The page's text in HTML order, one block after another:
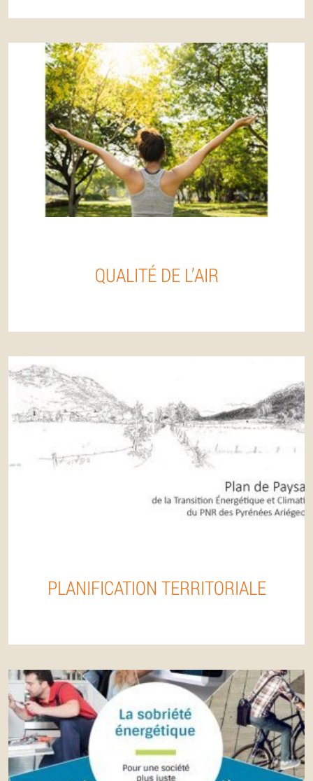
QUALITÉ DE L’AIR
PLANIFICATION TERRITORIALE